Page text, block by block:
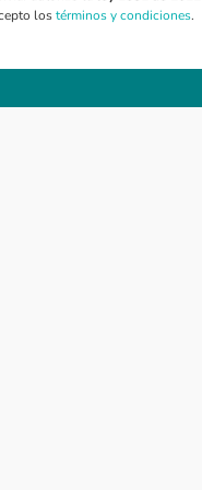
lostérminos y condiciones.